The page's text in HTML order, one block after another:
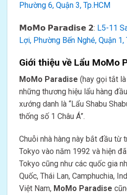
Phường 6, Quận 3, Tp.HCM
𝗠𝗼𝗠𝗼 𝗣𝗮𝗿𝗮𝗱𝗶𝘀𝗲 𝟮: L5-11
Lợi, Phường Bến Nghé, Quận 1,
Giới thiệu về Lẩu MoMo
MoMo Paradise (hay gọi tắt là
những thương hiệu lẩu hàng
xướng danh là “Lẩu Shabu
thống số 1 Châu Á”.
Chuỗi nhà hàng này bắt đầu từ
Tokyo vào năm 1992 và hiện
Tokyo cũng như các quốc gia
Quốc, Thái Lan, Camphuchia,
Việt Nam, MoMo Paradise